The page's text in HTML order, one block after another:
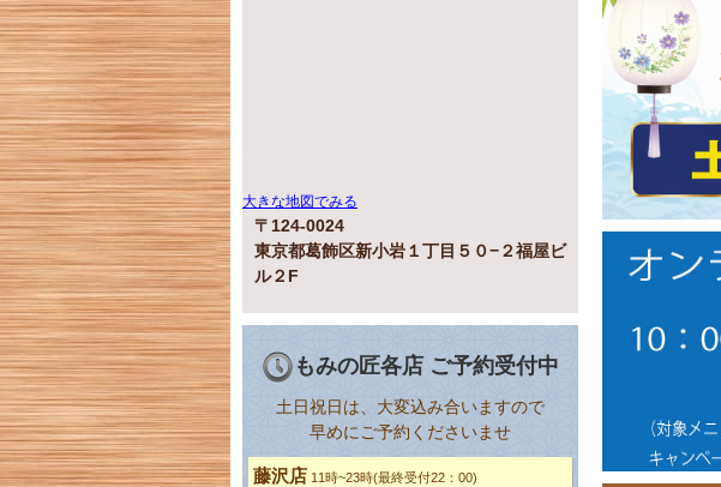
大きな地図でみる
〒124-0024
東京都葛飾区新小岩１丁目５０−２福屋ビ
ル２F
もみの匠各店 ご予約受付中
土日祝日は、大変込み合いますので
早めにご予約くださいませ
藤沢店 11時~23時(最終受付22：00)